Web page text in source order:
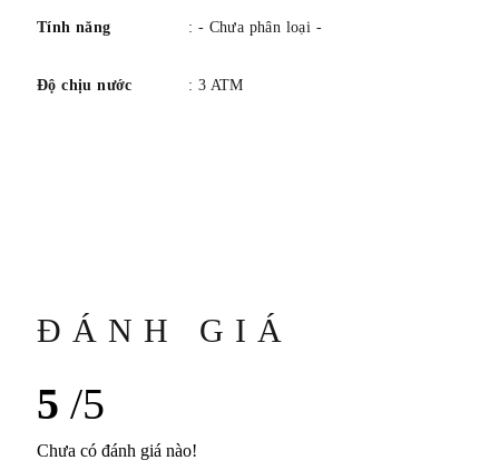
Tính năng : - Chưa phân loại -
Độ chịu nước : 3 ATM
ĐÁNH GIÁ
5 /5
Chưa có đánh giá nào!